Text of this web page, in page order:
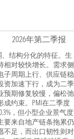
2026年第二季报
结构分化的特征。生
相对较快增长。需求侧
子周期上行、供应链稳
资加速下行，成为二季
预期修复较慢，偏松弛
约束。PMI在二季度
，但小型企业景气度
要来自地产链条拖累仍
不足，而出口韧性则对